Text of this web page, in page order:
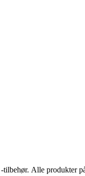
tilbehør. Alle produkter